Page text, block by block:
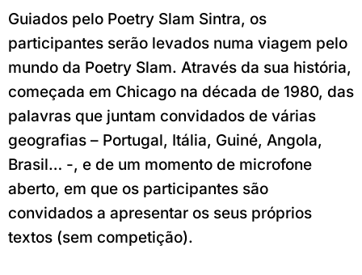
Guiados pelo Poetry Slam Sintra, os
participantes serão levados numa viagem pelo
mundo da Poetry Slam. Através da sua história,
começada em Chicago na década de 1980, das
palavras que juntam convidados de várias
geografias – Portugal, Itália, Guiné, Angola,
Brasil… -, e de um momento de microfone
aberto, em que os participantes são
convidados a apresentar os seus próprios
textos (sem competição).